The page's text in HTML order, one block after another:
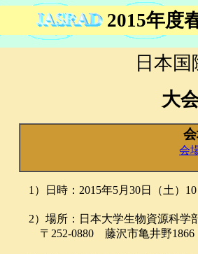
2015年度
日本
大
会
1）日時：2015年5月30日（土）10
2）場所：日本大学生物資源科学
〒252-0880 藤沢市亀井野